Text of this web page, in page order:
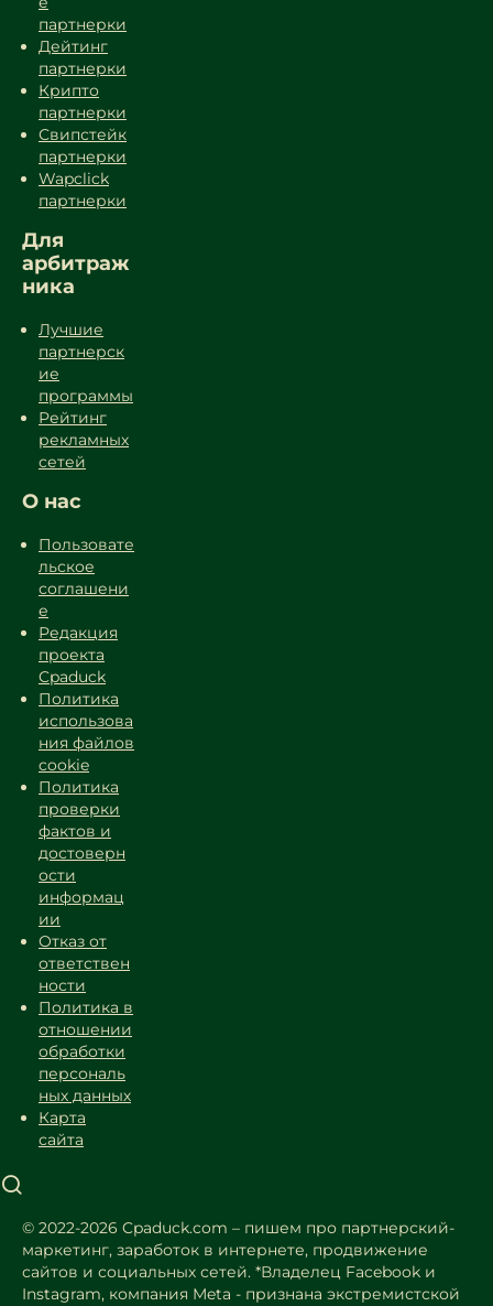
партнерки
Дейтинг
партнерки
Крипто
партнерки
Свипстейк
партнерки
Wapclick
партнерки
Для
арбитраж
ника
Лучшие
партнерск
ие
программы
Рейтинг
рекламных
сетей
О нас
Пользовате
льское
соглашени
е
Редакция
проекта
Cpaduck
Политика
использова
ния файлов
cookie
Политика
проверки
фактов и
достоверн
ости
информац
ии
Отказ от
ответствен
ности
Политика в
отношении
обработки
персональ
ных данных
Карта
сайта
© 2022-2026 Cpaduck.com – пишем про партнерский-
маркетинг, заработок в интернете, продвижение
сайтов и социальных сетей. *Владелец Facebook и
Instagram, компания Meta - признана экстремистской